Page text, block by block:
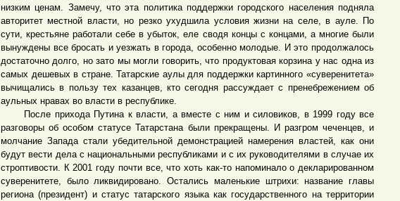
низким ценам. Замечу, что эта политика поддержки городского населения подняла
авторитет местной власти, но резко ухудшила условия жизни на селе, в ауле. По
сути, крестьяне работали себе в убыток, еле сводя концы с концами, а многие были
вынуждены все бросать и уезжать в города, особенно молодые. И это продолжалось
достаточно долго, но зато мы могли говорить, что продуктовая корзина у нас одна из
самых дешевых в стране. Татарские аулы для поддержки картинного «суверенитета»
вычищались в пользу тех казанцев, кто сегодня рассуждает с пренебрежением об
аульных нравах во власти в республике.
После прихода Путина к власти, а вместе с ним и силовиков, в 1999 году все
разговоры об особом статусе Татарстана были прекращены. И разгром чеченцев, и
молчание Запада стали убедительной демонстрацией намерения властей, как они
будут вести дела с национальными республиками и с их руководителями в случае их
строптивости. К 2001 году почти все, что хоть как-то напоминало о декларированном
суверенитете, было ликвидировано. Остались маленькие штрихи: название главы
региона (президент) и статус татарского языка как государственного на территории